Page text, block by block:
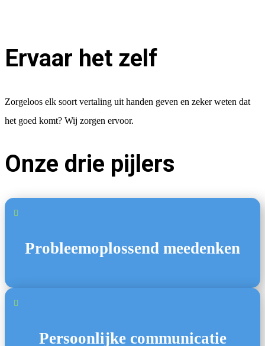
Ervaar het zelf
Zorgeloos elk soort vertaling uit handen geven en zeker weten dat
het goed komt? Wij zorgen ervoor.
Onze drie pijlers

Probleemoplossend meedenken

Persoonlijke communicatie